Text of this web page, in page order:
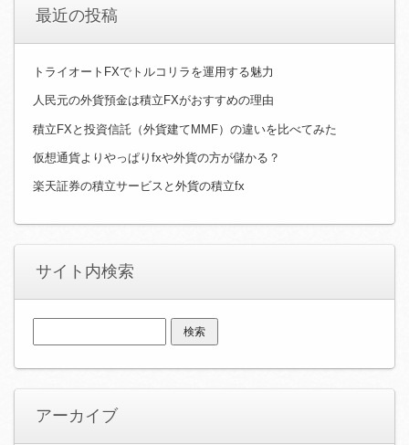
最近の投稿
トライオートFXでトルコリラを運用する魅力
人民元の外貨預金は積立FXがおすすめの理由
積立FXと投資信託（外貨建てMMF）の違いを比べてみた
仮想通貨よりやっぱりfxや外貨の方が儲かる？
楽天証券の積立サービスと外貨の積立fx
サイト内検索
索:
アーカイブ